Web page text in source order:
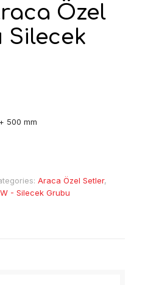
Özel
500 mm
Araca Özel Setler,
- Silecek Grubu